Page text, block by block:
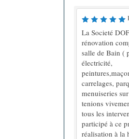
La Societé
rénovation
salle de Bain (
électricité,
carrelages,
menuiseries
tenions
tous les
participé à ce
réalisation à la